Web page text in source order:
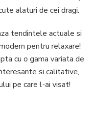
alaturi de cei dragi.
tendintele actuale si
pentru relaxare!
cu o gama variata de
si calitative,
pe care l-ai visat!